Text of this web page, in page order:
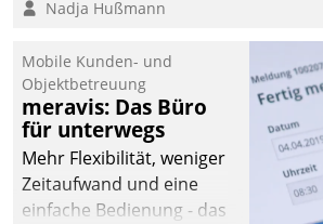
Nadja Hußmann
Mobile Kunden- und
Objektbetreuung
meravis: Das Büro
für unterwegs
Mehr Flexibilität, weniger
Zeitaufwand und eine
einfache Bedienung - das